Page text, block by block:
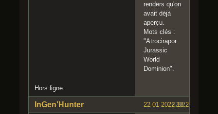
renders qu'on
avait déjà
aperçu.
Mots clés :
"Atrocirapor
Jurassic
World
Dominion".
Hors ligne
#292
22-01-2022 18:27:07
InGen'Hunter